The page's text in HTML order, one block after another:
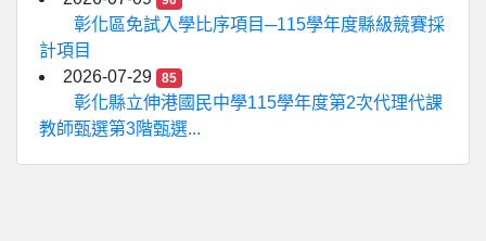
彰化區免試入學比序項目─115學年度縣級競賽採
計項目
2026-07-29
85
彰化縣立伸港國民中學115學年度第2次代理代課
教師甄選第3階甄選...